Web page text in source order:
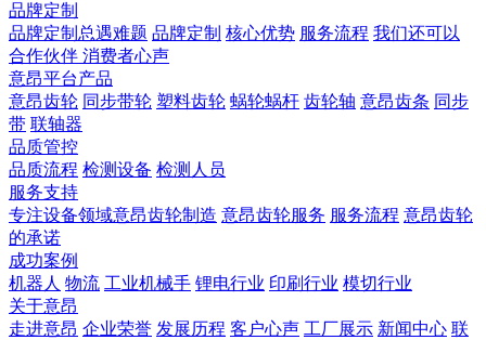
品牌定制
品牌定制总遇难题 品牌定制 核心优势 服务流程 我们还可以
合作伙伴 ​ 消费者心声
意昂平台产品
意昂齿轮 同步带轮 塑料齿轮 蜗轮蜗杆 齿轮轴 意昂齿条 同步
带 联轴器
品质管控
品质流程 检测设备 检测人员
服务支持
专注设备领域意昂齿轮制造 意昂齿轮服务 服务流程 意昂齿轮
的承诺
成功案例
机器人 物流 工业机械手 锂电行业 印刷行业 模切行业
关于意昂
走进意昂 企业荣誉 发展历程 客户心声 工厂展示 新闻中心 联